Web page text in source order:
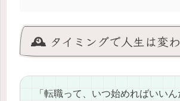
🕰️ タイミングで人生は変
「転職って、いつ始めればいいん